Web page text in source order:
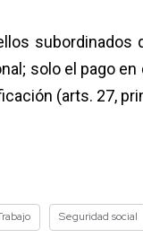
solo el pago
(arts. 27,
Seguridad social